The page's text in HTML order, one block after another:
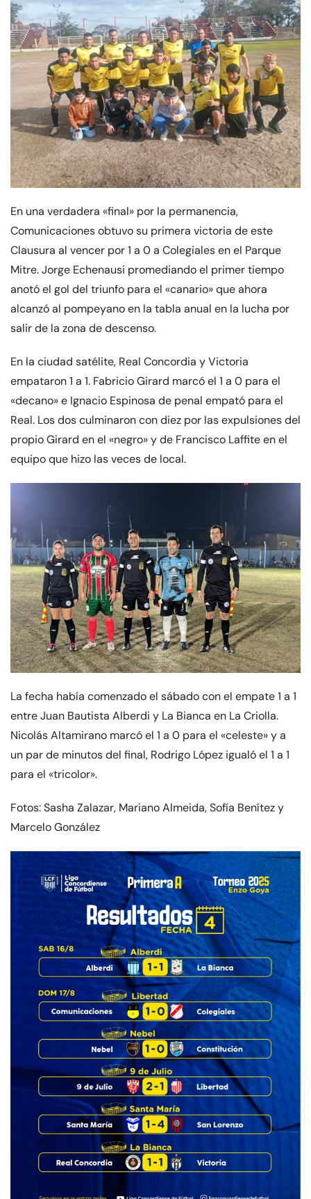
En una verdadera «final» por la permanencia,
Comunicaciones obtuvo su primera victoria de este
Clausura al vencer por 1 a 0 a Colegiales en el Parque
Mitre. Jorge Echenausi promediando el primer tiempo
anotó el gol del triunfo para el «canario» que ahora
alcanzó al pompeyano en la tabla anual en la lucha por
salir de la zona de descenso.
En la ciudad satélite, Real Concordia y Victoria
empataron 1 a 1. Fabricio Girard marcó el 1 a 0 para el
«decano» e Ignacio Espinosa de penal empató para el
Real. Los dos culminaron con diez por las expulsiones del
propio Girard en el «negro» y de Francisco Laffite en el
equipo que hizo las veces de local.
La fecha había comenzado el sábado con el empate 1 a 1
entre Juan Bautista Alberdi y La Bianca en La Criolla.
Nicolás Altamirano marcó el 1 a 0 para el «celeste» y a
un par de minutos del final, Rodrigo López igualó el 1 a 1
para el «tricolor».
Fotos: Sasha Zalazar, Mariano Almeida, Sofía Benítez y
Marcelo González